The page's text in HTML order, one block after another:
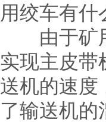
用绞车有什
由于矿用
实现主皮带
送机的速度
了输送机的